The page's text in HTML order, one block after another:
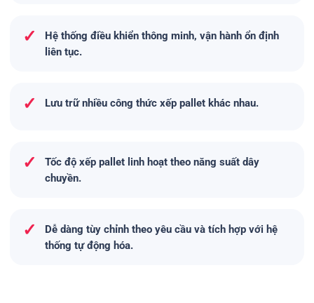
✓
Hệ thống điều khiển thông minh, vận hành ổn định
liên tục.
✓ Lưu trữ nhiều công thức xếp pallet khác nhau.
✓
Tốc độ xếp pallet linh hoạt theo năng suất dây
chuyền.
✓
Dễ dàng tùy chỉnh theo yêu cầu và tích hợp với hệ
thống tự động hóa.